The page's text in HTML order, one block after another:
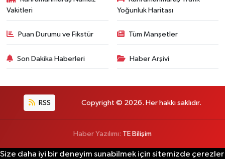
Vakitleri
Yoğunluk Haritası
Puan Durumu ve Fikstür Tüm Manşetler
Son Dakika Haberleri Haber Arşivi
RSS Copyright © 2026. Her hakkı saklıdır.
Haber Yazılımı: TE Bilişim
Size daha iyi bir deneyim sunabilmek için sitemizde çerezler